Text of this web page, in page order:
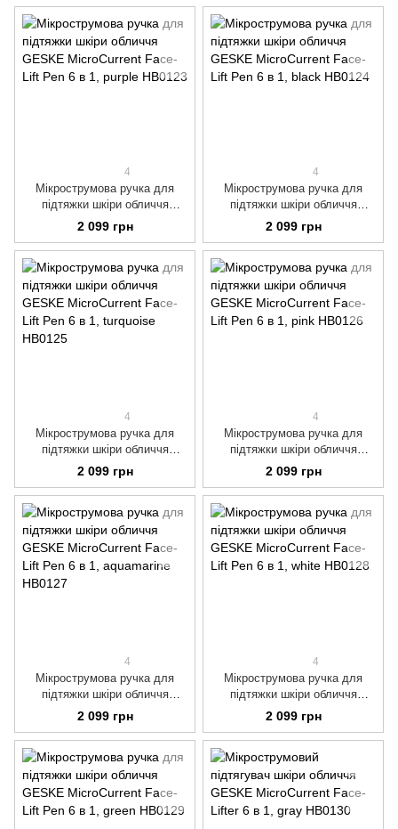
4
Мікрострумова ручка для
підтяжки шкіри обличчя
GESKE MicroCurrent Face-Lift
Pen 6 в 1, purple
2 099 грн
4
Мікрострумова ручка для
підтяжки шкіри обличчя
GESKE MicroCurrent Face-Lift
Pen 6 в 1, black
2 099 грн
4
Мікрострумова ручка для
підтяжки шкіри обличчя
GESKE MicroCurrent Face-Lift
Pen 6 в 1, turquoise
2 099 грн
4
Мікрострумова ручка для
підтяжки шкіри обличчя
GESKE MicroCurrent Face-Lift
Pen 6 в 1, pink
2 099 грн
4
Мікрострумова ручка для
підтяжки шкіри обличчя
GESKE MicroCurrent Face-Lift
Pen 6 в 1, aquamarine
2 099 грн
4
Мікрострумова ручка для
підтяжки шкіри обличчя
GESKE MicroCurrent Face-Lift
Pen 6 в 1, white
2 099 грн